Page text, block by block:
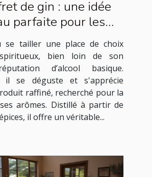
de gin : une idée
parfaite pour les
de spiritueux
se tailler une place de choix
bien loin de son
d’alcool basique.
il se déguste et s'apprécie
raffiné, recherché pour la
arômes. Distillé à partir de
il offre un véritable...